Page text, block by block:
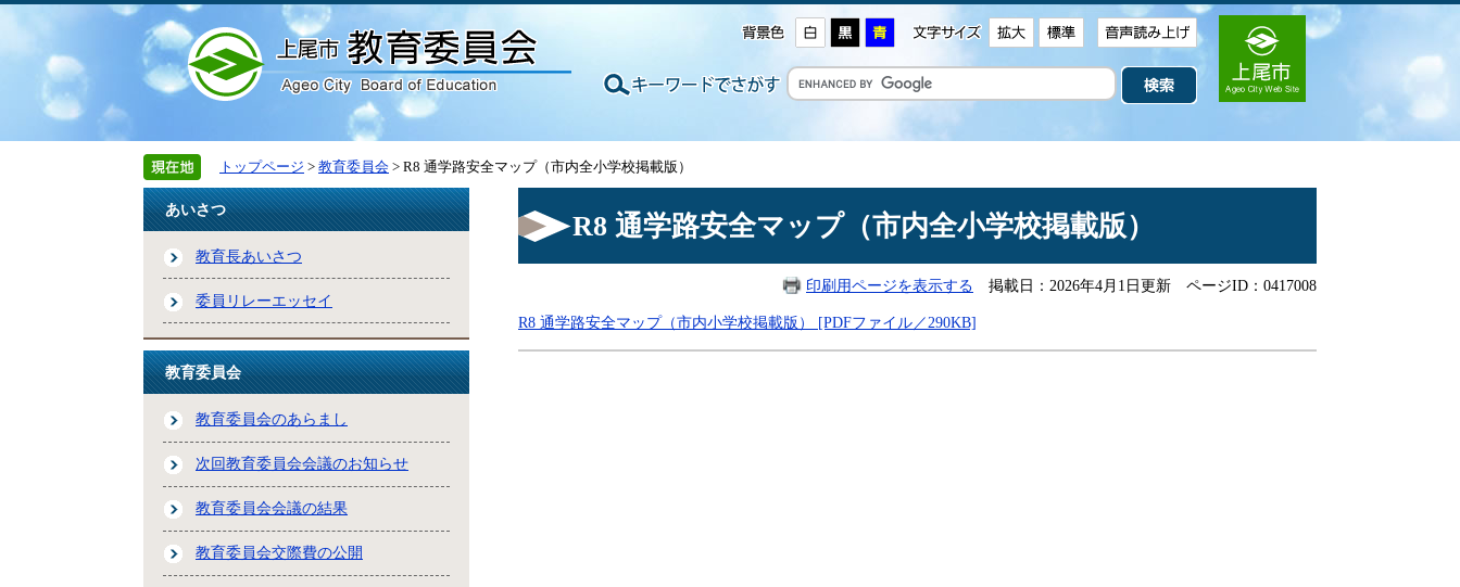
トップページ > 教育委員会 > R8 通学路安全マップ（市内全小学校掲載版）
あいさつ
教育長あいさつ
委員リレーエッセイ
教育委員会
教育委員会のあらまし
次回教育委員会会議のお知らせ
教育委員会会議の結果
教育委員会交際費の公開
R8 通学路安全マップ（市内全小学校掲載版）
印刷用ページを表示する 掲載日：2026年4月1日更新 ページID：0417008
R8 通学路安全マップ（市内小学校掲載版） [PDFファイル／290KB]